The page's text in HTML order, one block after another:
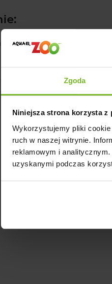
Zgoda
Niniejsza strona korzysta z
Wykorzystujemy pliki
ruch w naszej witrynie.
reklamowym i
uzyskanymi podczas
drobne lub ruchome elementy
Opinie o